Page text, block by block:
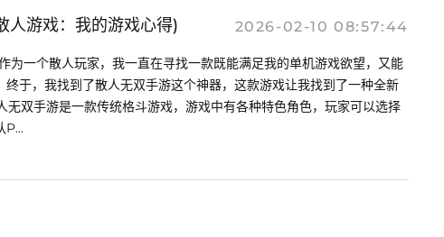
人游戏：我的游戏心得) 2026-02-10 08:57:44
为一个散人玩家，我一直在寻找一款既能满足我的单机游戏欲望，又能
于，我找到了散人无双手游这个神器，这款游戏让我找到了一种全新
无双手游是一款传统格斗游戏，游戏中有各种特色角色，玩家可以选择
P...